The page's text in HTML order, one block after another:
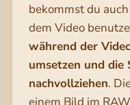
bekommst du
dem Video
während der
umsetzen und die
nachvollziehen.